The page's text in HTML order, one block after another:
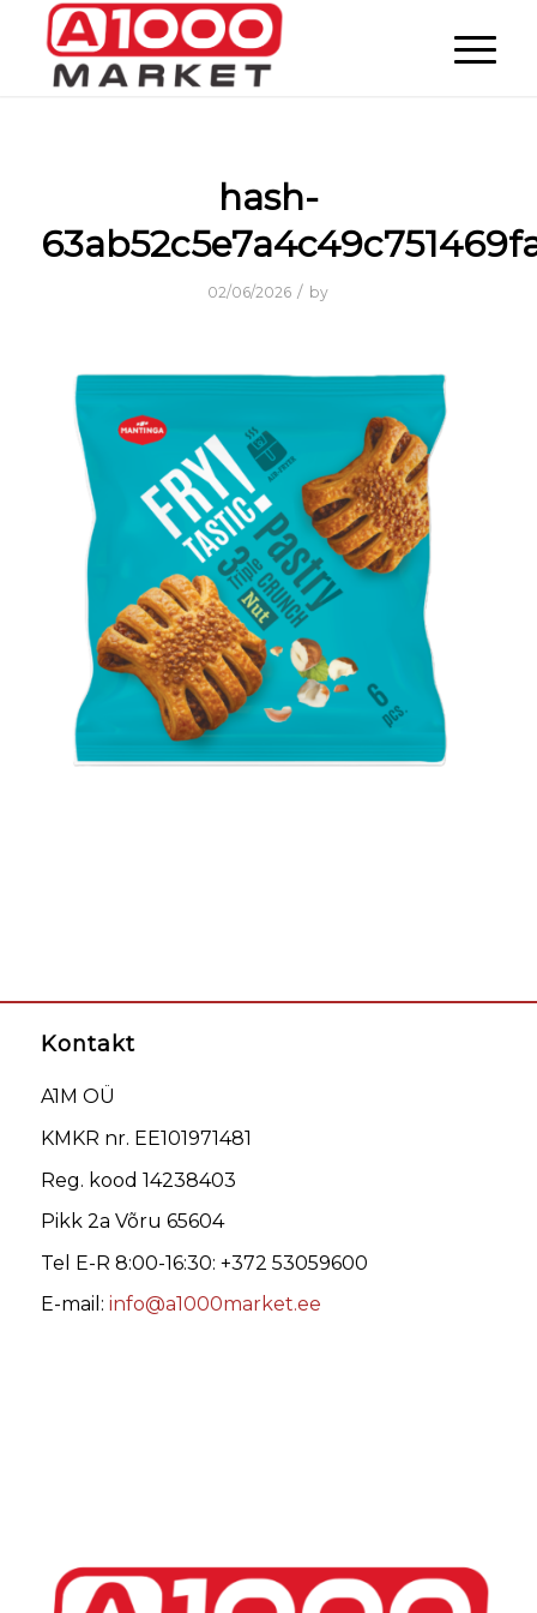
hash-
02/06/2026 / by
Kontakt
A1M OÜ
KMKR nr. EE101971481
Reg. kood 14238403
Pikk 2a Võru 65604
Tel E-R 8:00-16:30: +372 53059600
E-mail: info@a1000market.ee